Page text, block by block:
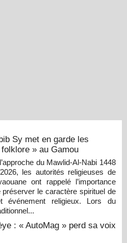
Sy met en garde les
» au Gamou
du Mawlid-Al-Nabi 1448
les autorités religieuses de
ont rappelé l’importance
préserver le caractère spirituel de
événement religieux. Lors du
: « AutoMag » perd sa voix